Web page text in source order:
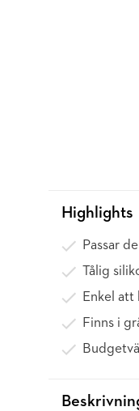
Highlights
Passar
Tålig
Enkel att
Finns i